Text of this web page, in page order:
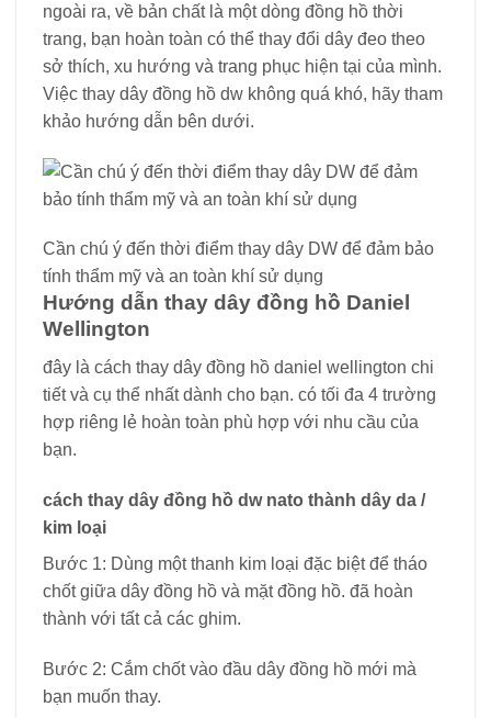
ngoài ra, về bản chất là một dòng đồng hồ thời
trang, bạn hoàn toàn có thể thay đổi dây đeo theo
sở thích, xu hướng và trang phục hiện tại của mình.
Việc thay dây đồng hồ dw không quá khó, hãy tham
khảo hướng dẫn bên dưới.
Cần chú ý đến thời điểm thay dây DW để đảm bảo
tính thẩm mỹ và an toàn khí sử dụng
Hướng dẫn thay dây đồng hồ Daniel
Wellington
đây là cách thay dây đồng hồ daniel wellington chi
tiết và cụ thể nhất dành cho bạn. có tối đa 4 trường
hợp riêng lẻ hoàn toàn phù hợp với nhu cầu của
bạn.
cách thay dây đồng hồ dw nato thành dây da /
kim loại
Bước 1: Dùng một thanh kim loại đặc biệt để tháo
chốt giữa dây đồng hồ và mặt đồng hồ. đã hoàn
thành với tất cả các ghim.
Bước 2: Cắm chốt vào đầu dây đồng hồ mới mà
bạn muốn thay.